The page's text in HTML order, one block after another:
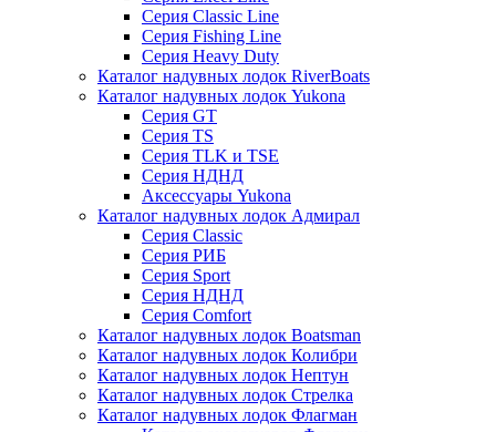
Серия Classic Line
Серия Fishing Line
Серия Heavy Duty
Каталог надувных лодок RiverBoats
Каталог надувных лодок Yukona
Серия GT
Серия TS
Серия TLK и TSE
Серия НДНД
Аксессуары Yukona
Каталог надувных лодок Адмирал
Серия Classic
Серия РИБ
Серия Sport
Серия НДНД
Серия Comfort
Каталог надувных лодок Boatsman
Каталог надувных лодок Колибри
Каталог надувных лодок Нептун
Каталог надувных лодок Стрелка
Каталог надувных лодок Флагман